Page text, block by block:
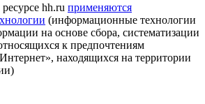
hh.ru применяются
(информационные технологии
на основе сбора, систематизации
к предпочтениям
находящихся на территории